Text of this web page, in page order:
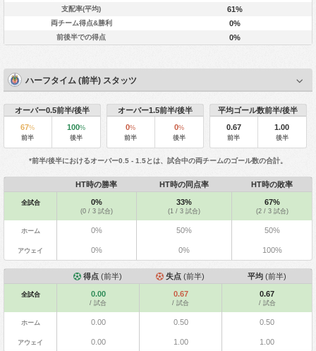
支配率(平均) 61%
両チーム得点&勝利 0%
前後半での得点 0%
ハーフタイム (前半) スタッツ
オーバー0.5前半/後半
67%
前半
100%
後半
オーバー1.5前半/後半
0%
前半
0%
後半
平均ゴール数前半/後半
0.67
前半
1.00
後半
*前半/後半におけるオーバー0.5 - 1.5とは、試合中の両チームのゴール数の合計。
HT時の勝率 HT時の同点率 HT時の敗率
全試合 0%
(0 / 3 試合)
33%
(1 / 3 試合)
67%
(2 / 3 試合)
ホーム 0% 50% 50%
アウェイ 0% 0% 100%
得点 (前半) 失点 (前半) 平均(前半)
全試合 0.00
/ 試合
0.67
/ 試合
0.67
/ 試合
ホーム 0.00 0.50 0.50
アウェイ 0.00 1.00 1.00